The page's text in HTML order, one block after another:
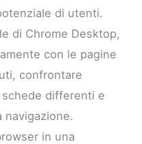
di utenti.
di Chrome Desktop,
con le pagine
confrontare
differenti e
navigazione.
in una